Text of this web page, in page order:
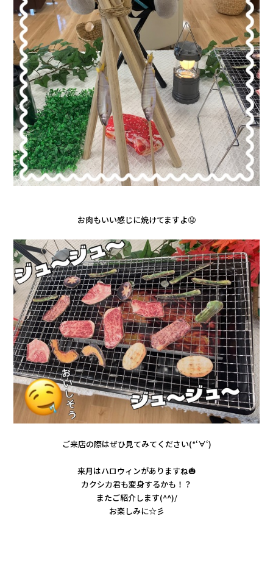
お肉もいい感じに焼けてますよ🤤
ご来店の際はぜひ見てみてください(*‘∀‘)
来月はハロウィンがありますね🎃
カクシカ君も変身するかも！？
またご紹介します(^^)/
お楽しみに☆彡